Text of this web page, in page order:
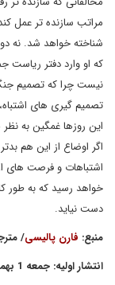
مراتب سازنده تر عمل
شناخته خواهد شد. نه
که او وارد دفتر ریاست
نیست چرا که تصمیم جنگ
تصمیم گیری های
این روزها غمگین به
اگر اوضاع از این هم
اشتباهات و فرصت های
خواهد رسید که به طور
دست نیاید.
منبع: فارن پالیسی/
انتشار اولیه: جمعه 1 بهمن 1395 / انتشار مجدد: شنبه 16 بهمن 1395